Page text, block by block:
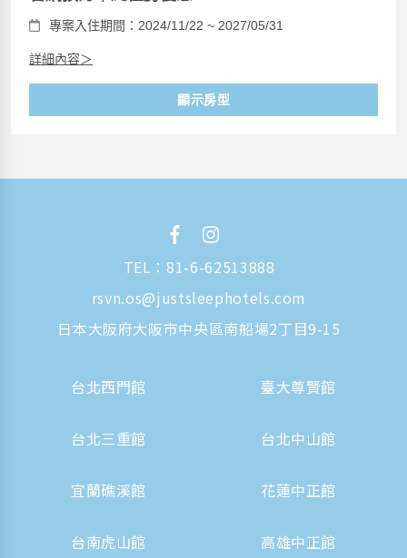
專案入住期間：2024/11/22 ~ 2027/05/31
詳細內容＞
顯示房型
TEL：81-6-62513888
rsvn.os@justsleephotels.com
日本大阪府大阪市中央區南船場2丁目9-15
台北西門館 臺大尊賢館
台北三重館 台北中山館
宜蘭礁溪館 花蓮中正館
台南虎山館 高雄中正館